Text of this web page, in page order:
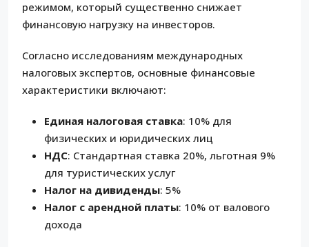
режимом, который существенно снижает
финансовую нагрузку на инвесторов.
Согласно исследованиям международных
налоговых экспертов, основные финансовые
характеристики включают:
Единая налоговая ставка: 10% для
физических и юридических лиц
НДС: Стандартная ставка 20%, льготная 9%
для туристических услуг
Налог на дивиденды: 5%
Налог с арендной платы: 10% от валового
дохода